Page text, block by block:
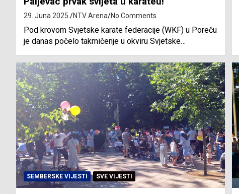
29. Juna 2025. NTV Arena No Comments
Pod krovom Svjetske karate federacije (WKF) u Poreču
je danas počelo takmičenje u okviru Svjetske…
SEMBERSKE VIJESTI SVE VIJESTI